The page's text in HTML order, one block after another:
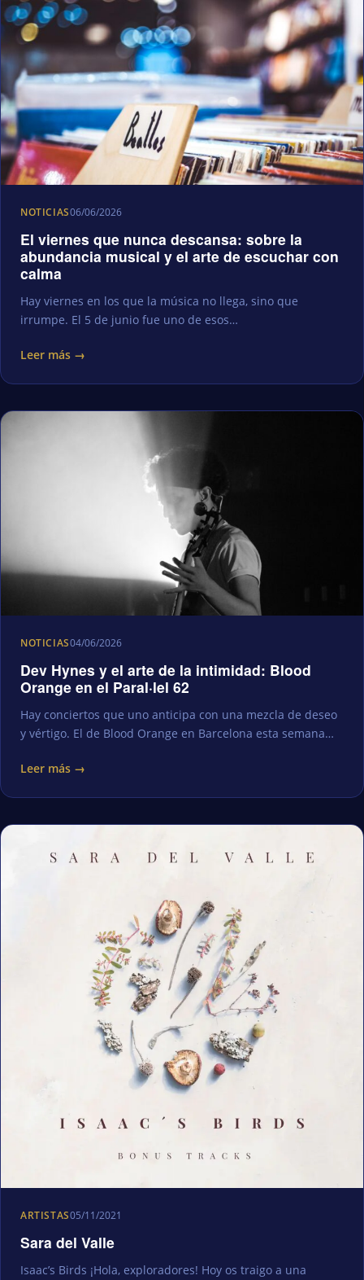
NOTICIAS06/06/2026
El viernes que nunca descansa: sobre la
abundancia musical y el arte de escuchar con
calma
Hay viernes en los que la música no llega, sino que
irrumpe. El 5 de junio fue uno de esos…
Leer más →
NOTICIAS04/06/2026
Dev Hynes y el arte de la intimidad: Blood
Orange en el Paral·lel 62
Hay conciertos que uno anticipa con una mezcla de deseo
y vértigo. El de Blood Orange en Barcelona esta semana…
Leer más →
ARTISTAS05/11/2021
Sara del Valle
Isaac’s Birds ¡Hola, exploradores! Hoy os traigo a una